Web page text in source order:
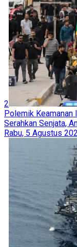
2
Polemik Keamanan
Serahkan Senjata,
Rabu, 5 Agustus